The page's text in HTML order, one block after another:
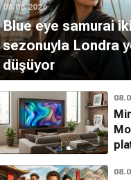
08.08.2026
Blue eye samurai
sezonuyla Londra
düşüyor